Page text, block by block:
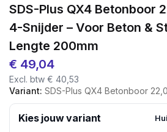
SDS-Plus QX4 Betonboor
4-Snijder – Voor Beton &
Lengte 200mm
€ 49,04
Excl. btw € 40,53
Variant: SDS-Plus QX4 Betonboor 22,0 X 260mm – 4-Snijder –
Kies jouw variant